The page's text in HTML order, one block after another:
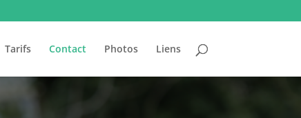
Tarifs Contact Photos Liens